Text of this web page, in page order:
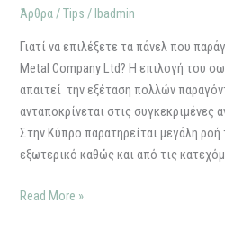
Άρθρα / Tips / lbadmin
Γιατί να επιλέξετε τα πάνελ που
Metal Company Ltd? Η επιλογή του
απαιτεί την εξέταση πολλών
ανταποκρίνεται στις συγκεκριμένες
Στην Κύπρο παρατηρείται μεγάλη
εξωτερικό καθώς και από τις
Read More »